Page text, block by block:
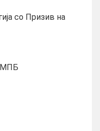
со Призив на
МПБ